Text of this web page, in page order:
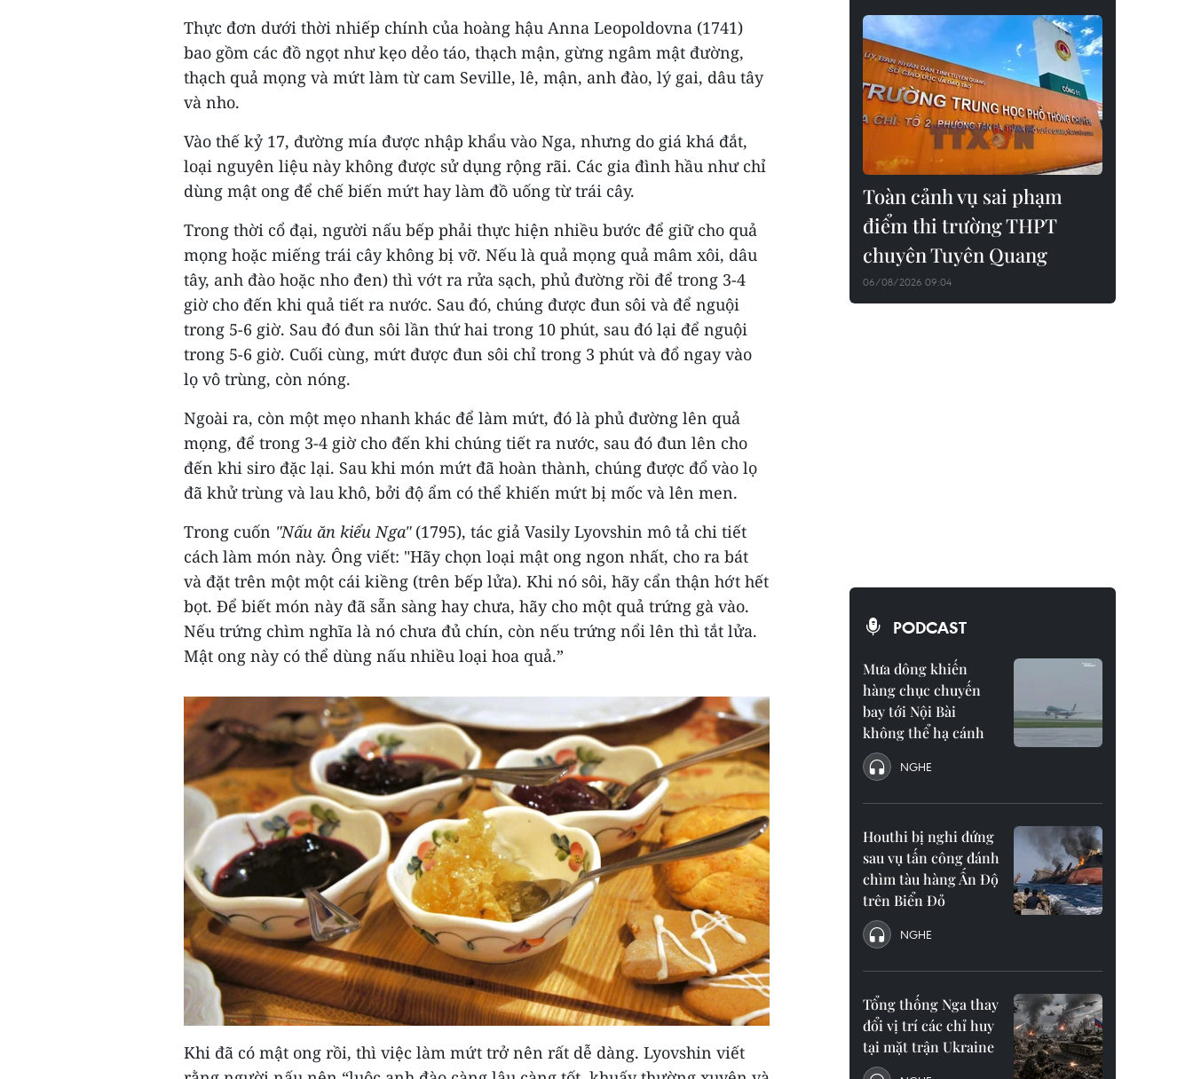
Thực đơn dưới thời nhiếp chính của hoàng hậu Anna Leopoldovna (1741)
bao gồm các đồ ngọt như kẹo dẻo táo, thạch mận, gừng ngâm mật đường,
thạch quả mọng và mứt làm từ cam Seville, lê, mận, anh đào, lý gai, dâu tây
và nho.
Vào thế kỷ 17, đường mía được nhập khẩu vào Nga, nhưng do giá khá đắt,
loại nguyên liệu này không được sử dụng rộng rãi. Các gia đình hầu như chỉ
dùng mật ong để chế biến mứt hay làm đồ uống từ trái cây.
Trong thời cổ đại, người nấu bếp phải thực hiện nhiều bước để giữ cho quả
mọng hoặc miếng trái cây không bị vỡ. Nếu là quả mọng quả mâm xôi, dâu
tây, anh đào hoặc nho đen) thì vớt ra rửa sạch, phủ đường rồi để trong 3-4
giờ cho đến khi quả tiết ra nước. Sau đó, chúng được đun sôi và để nguội
trong 5-6 giờ. Sau đó đun sôi lần thứ hai trong 10 phút, sau đó lại để nguội
trong 5-6 giờ. Cuối cùng, mứt được đun sôi chỉ trong 3 phút và đổ ngay vào
lọ vô trùng, còn nóng.
Ngoài ra, còn một mẹo nhanh khác để làm mứt, đó là phủ đường lên quả
mọng, để trong 3-4 giờ cho đến khi chúng tiết ra nước, sau đó đun lên cho
đến khi siro đặc lại. Sau khi món mứt đã hoàn thành, chúng được đổ vào lọ
đã khử trùng và lau khô, bởi độ ẩm có thể khiến mứt bị mốc và lên men.
Trong cuốn "Nấu ăn kiểu Nga"(1795), tác giả Vasily Lyovshin mô tả chi tiết
cách làm món này. Ông viết: "Hãy chọn loại mật ong ngon nhất, cho ra bát
và đặt trên một một cái kiềng (trên bếp lửa). Khi nó sôi, hãy cẩn thận hớt hết
bọt. Để biết món này đã sẵn sàng hay chưa, hãy cho một quả trứng gà vào.
Nếu trứng chìm nghĩa là nó chưa đủ chín, còn nếu trứng nổi lên thì tắt lửa.
Mật ong này có thể dùng nấu nhiều loại hoa quả.”
Khi đã có mật ong rồi, thì việc làm mứt trở nên rất dễ dàng. Lyovshin viết
Toàn cảnh vụ sai phạm
điểm thi trường THPT
chuyên Tuyên Quang
06/08/2026 09:04
PODCAST
Mưa dông khiến
hàng chục chuyến
bay tới Nội Bài
không thể hạ cánh
NGHE
Houthi bị nghi đứng
sau vụ tấn công đánh
chìm tàu hàng Ấn Độ
trên Biển Đỏ
NGHE
Tổng thống Nga thay
đổi vị trí các chỉ huy
tại mặt trận Ukraine